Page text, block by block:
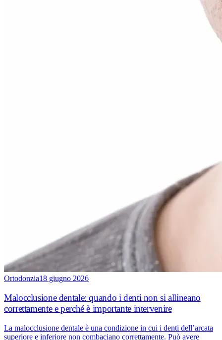
Ortodonzia18 giugno 2026
Malocclusione dentale: quando i denti non si allineano
correttamente e perché è importante intervenire
La malocclusione dentale è una condizione in cui i denti dell’arcata
superiore e inferiore non combaciano correttamente. Può avere